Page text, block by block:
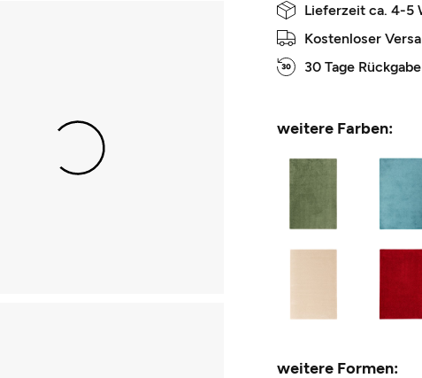
Lieferzeit ca. 4-5
Kostenloser
30 Tage
weitere Farben:
weitere Formen: